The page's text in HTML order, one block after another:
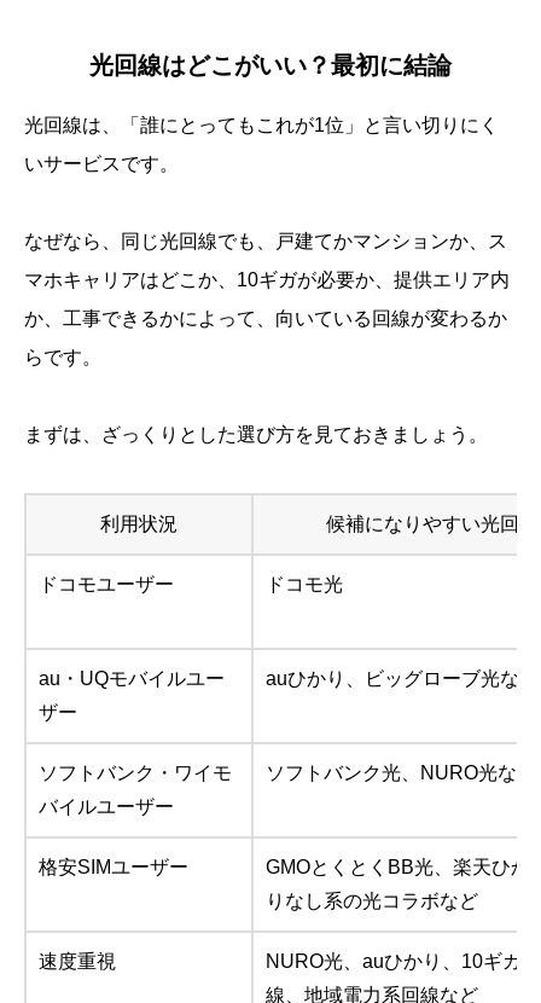
光回線はどこがいい？最初に結論
光回線は、「誰にとってもこれが1位」と言い切りにく
いサービスです。
なぜなら、同じ光回線でも、戸建てかマンションか、ス
マホキャリアはどこか、10ギガが必要か、提供エリア内
か、工事できるかによって、向いている回線が変わるか
らです。
まずは、ざっくりとした選び方を見ておきましょう。
利用状況 候補になりやすい光回線
ドコモユーザー ドコモ光
au・UQモバイルユー
ザー
auひかり、ビッグローブ光など
ソフトバンク・ワイモ
バイルユーザー
ソフトバンク光、NURO光など
格安SIMユーザー
GMOとくとくBB光、楽天ひか
りなし系の光コラボなど
速度重視
NURO光、auひかり、10ギガ
線、地域電力系回線など